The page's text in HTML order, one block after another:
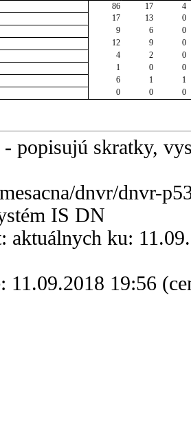
86 17
4
17 13
0
9 6
0
12 9
0
4 2
0
1 0
0
6 1
1
0 0 0
- popisujú skratky,
dnvr/dnvr-
IS DN
aktuálnych ku:
11.09.2018 19:56